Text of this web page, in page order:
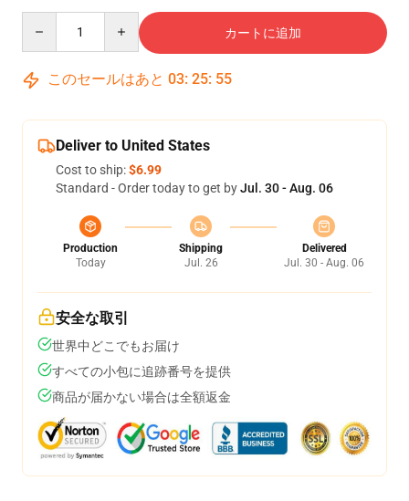
カートに追加
このセールはあと 03: 25: 55
Deliver to United States
Cost to ship:$6.99
Standard - Order today to get byJul. 30 - Aug. 06
Production
Today
Shipping
Jul. 26
Delivered
Jul. 30 - Aug. 06
安全な取引
世界中どこでもお届け
すべての小包に追跡番号を提供
商品が届かない場合は全額返金